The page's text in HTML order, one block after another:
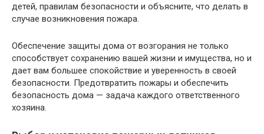
детей, правилам безопасности и объясните, что делать в
случае возникновения пожара.
Обеспечение защиты дома от возгорания не только
способствует сохранению вашей жизни и имущества, но и
дает вам большее спокойствие и уверенность в своей
безопасности. Предотвратить пожары и обеспечить
безопасность дома — задача каждого ответственного
хозяина.